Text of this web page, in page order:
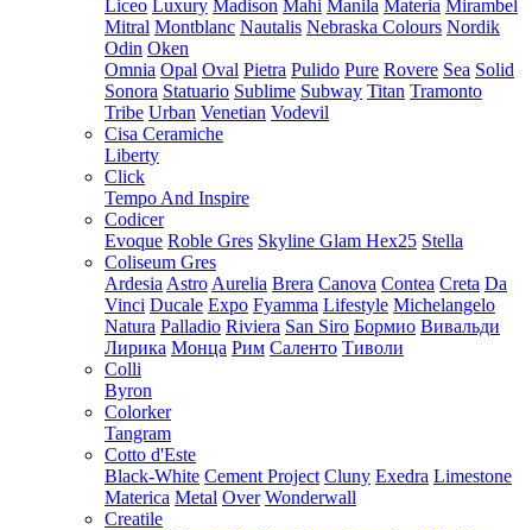
Liceo Luxury Madison Mahi Manila Materia Mirambel
Mitral Montblanc Nautalis Nebraska Colours Nordik
Odin Oken
Omnia Opal Oval Pietra Pulido Pure Rovere Sea Solid
Sonora Statuario Sublime Subway Titan Tramonto
Tribe Urban Venetian Vodevil
Cisa Ceramiche
Liberty
Click
Tempo And Inspire
Codicer
Evoque Roble Gres Skyline Glam Hex25 Stella
Coliseum Gres
Ardesia Astro Aurelia Brera Canova Contea Creta Da
Vinci Ducale Expo Fyamma Lifestyle Michelangelo
Natura Palladio Riviera San Siro Бормио Вивальди
Лирика Монца Рим Саленто Тиволи
Colli
Byron
Colorker
Tangram
Cotto d'Este
Black-White Cement Project Cluny Exedra Limestone
Materica Metal Over Wonderwall
Creatile